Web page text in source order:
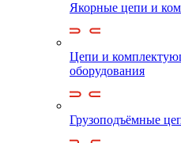
Якорные цепи и
Цепи и
оборудования
Грузоподъёмные